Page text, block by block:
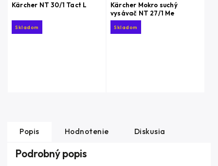
Kärcher NT 30/1 Tact L
Skladom
Kärcher Mokro suchý
vysávač NT 27/1 Me
Skladom
Popis Hodnotenie Diskusia
Podrobný popis